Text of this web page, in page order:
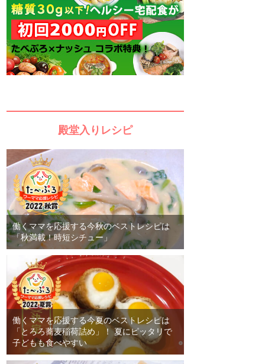
殿堂入りレシピ
働くママを応援する今秋のベストレシピは
「秋満載！時短シチュー」
働くママを応援する今夏のベストレシピは
「とろろ蕎麦稲荷詰め」！ 夏にピッタリで
子どもも食べやすい